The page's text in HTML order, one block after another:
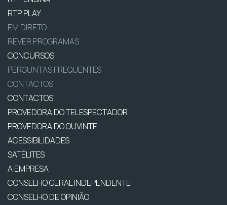
RTP PLAY
EM DIRETO
REVER PROGRAMAS
CONCURSOS
PERGUNTAS FREQUENTES
CONTACTOS
CONTACTOS
PROVEDORA DO TELESPECTADOR
PROVEDORA DO OUVINTE
ACESSIBILIDADES
SATÉLITES
A EMPRESA
CONSELHO GERAL INDEPENDENTE
CONSELHO DE OPINIÃO